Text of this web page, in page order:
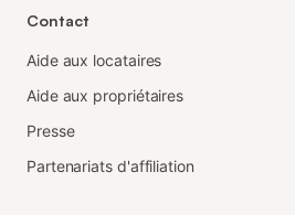
Contact
Aide aux locataires
Aide aux propriétaires
Presse
Partenariats d'affiliation